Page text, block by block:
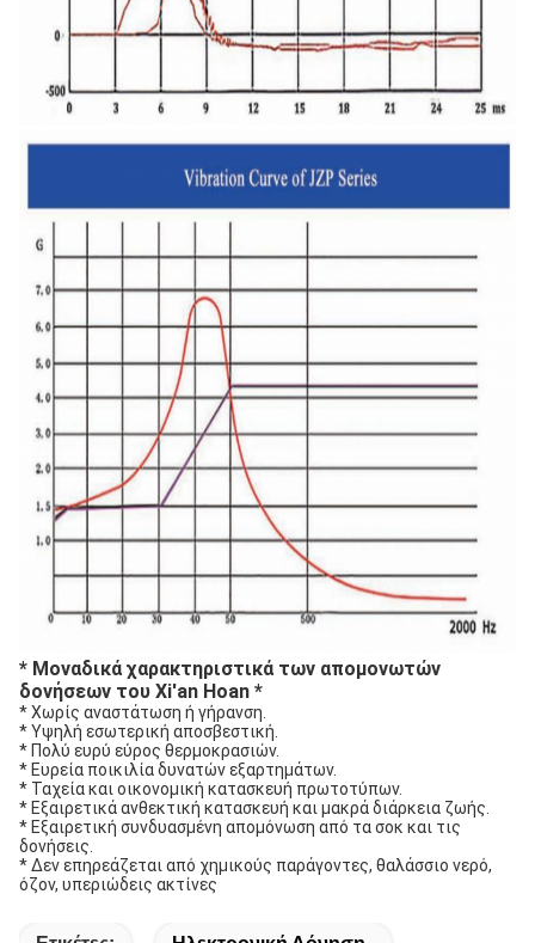
* Μοναδικά χαρακτηριστικά των απομονωτών
δονήσεων του Xi'an Hoan *
* Χωρίς αναστάτωση ή γήρανση.
* Υψηλή εσωτερική αποσβεστική.
* Πολύ ευρύ εύρος θερμοκρασιών.
* Ευρεία ποικιλία δυνατών εξαρτημάτων.
* Ταχεία και οικονομική κατασκευή πρωτοτύπων.
* Εξαιρετικά ανθεκτική κατασκευή και μακρά διάρκεια ζωής.
* Εξαιρετική συνδυασμένη απομόνωση από τα σοκ και τις
δονήσεις.
* Δεν επηρεάζεται από χημικούς παράγοντες, θαλάσσιο νερό,
όζον, υπεριώδεις ακτίνες